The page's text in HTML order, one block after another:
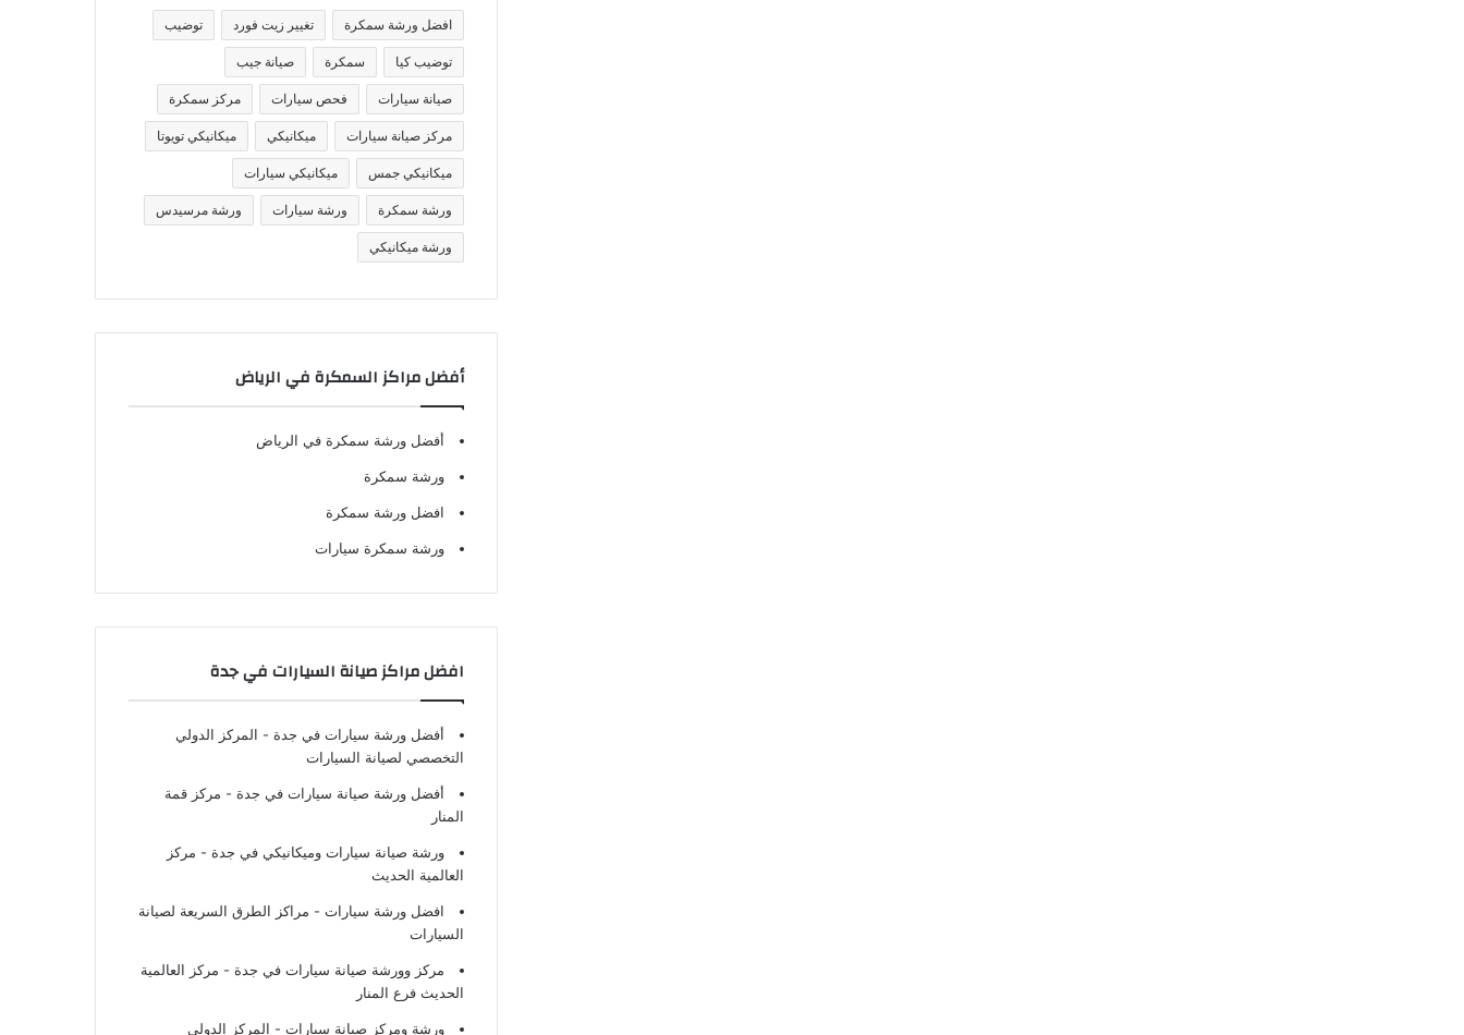
تافضل ورشة سمكرة تغيير زيت فورد توضيب
توضيب كيا سمكرة صيانة جيب
صيانة سيارات فحص سيارات مركز سمكرة
مركز صيانة سيارات ميكانيكي ميكانيكي تويوتا
ميكانيكي جمس ميكانيكي سيارات
ورشة سمكرة ورشة سيارات ورشة مرسيدس
ورشة ميكانيكي
أفضل مراكز السمكرة في الرياض
أفضل ورشة سمكرة في الرياض
ورشة سمكرة
افضل ورشة سمكرة
ورشة سمكرة سيارات
افضل مراكز صيانة السيارات في جدة
أفضل ورشة سيارات في جدة - المركز الدولي
التخصصي لصيانة السيارات
أفضل ورشة صيانة سيارات في جدة - مركز قمة
المنار
ورشة صيانة سيارات وميكانيكي في جدة - مركز
العالمية الحديث
افضل ورشة سيارات - مراكز الطرق السريعة لصيانة
السيارات
مركز وورشة صيانة سيارات في جدة - مركز العالمية
الحديث فرع المنار
ورشة ومركز صيانة سيارات - المركز الدولي